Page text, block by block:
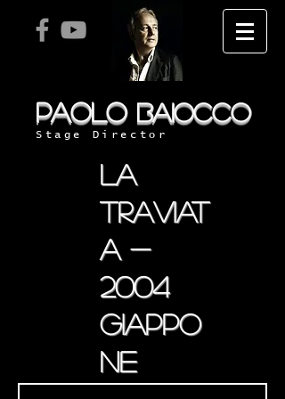
PAOLO BAIOCCO
Stage Director
la
traviat
a -
2004
giappo
ne